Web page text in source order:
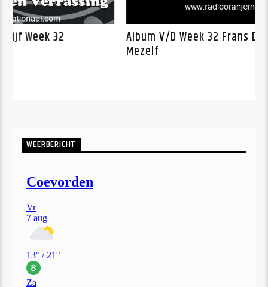
Album V/D
Kwartet Schijf Week 32
WEERBERICHT